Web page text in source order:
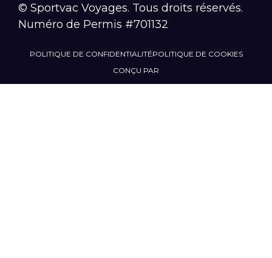
© Sportvac Voyages. Tous droits réservés.
Numéro de Permis #701132
POLITIQUE DE CONFIDENTIALITÉPOLITIQUE DE COOKIES
CONÇU PAR